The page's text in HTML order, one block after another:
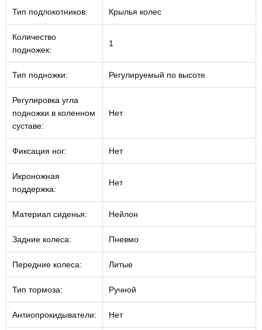
Тип подлокотников: Крылья колес
Количество
подножек:
1
Тип подножки: Регулируемый по высоте
Регулировка угла
подножки в коленном
суставе:
Нет
Фиксация ног: Нет
Икроножная
поддержка:
Нет
Материал сиденья: Нейлон
Задние колеса: Пневмо
Передние колеса: Литые
Тип тормоза: Ручной
Антиопрокидыватели: Нет